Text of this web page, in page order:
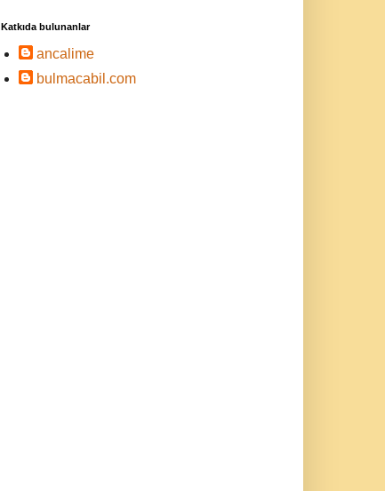
Katkıda bulunanlar
ancalime
bulmacabil.com